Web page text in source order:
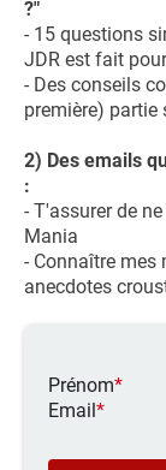
?"
- 15 questions
JDR est fait
- Des conseils
première) partie
2) Des emails
:
- T'assurer de
Mania
- Connaître mes
anecdotes
Prénom*
Email*